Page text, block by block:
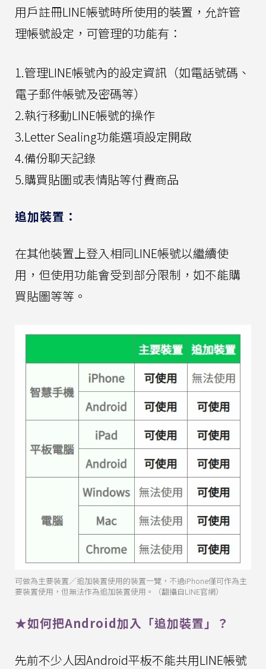
用戶註冊LINE帳號時所使用的裝置，允許管
理帳號設定，可管理的功能有：
1.管理LINE帳號內的設定資訊（如電話號碼、
電子郵件帳號及密碼等）
2.執行移動LINE帳號的操作
3.Letter Sealing功能選項設定開啟
4.備份聊天記錄
5.購買貼圖或表情貼等付費商品
追加裝置：
在其他裝置上登入相同LINE帳號以繼續使
用，但使用功能會受到部分限制，如不能購
買貼圖等等。
可做為主要裝置／追加裝置使用的裝置一覽，不過iPhone僅可作為主
要裝置使用，但無法作為追加裝置使用。（翻攝自LINE官網）
★如何把Android加入「追加裝置」？
先前不少人因Android平板不能共用LINE帳號